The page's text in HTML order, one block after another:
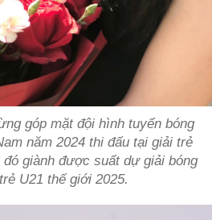
góp mặt đội hình tuyển bóng
năm 2024 thi đấu tại giải trẻ
đó giành được suất dự giải bóng
U21 thế giới 2025.